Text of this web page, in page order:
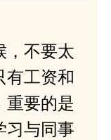
，不要太
有工资和
重要的是
习与同事